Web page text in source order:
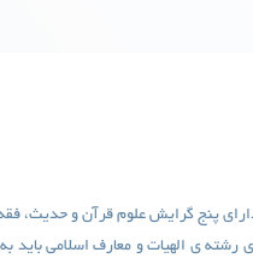
پنج گرایش علوم قرآن و حدیث،
رشته ی الهیات و معارف اسلامی باید